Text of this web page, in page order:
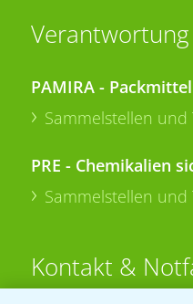
PAMIRA -
Sammelstellen und
PRE - Chemikalien
Sammelstellen und
Kontakt &